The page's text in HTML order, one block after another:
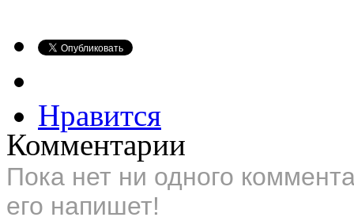
Нравится
Комментарии
Пока нет ни одного
его напишет!